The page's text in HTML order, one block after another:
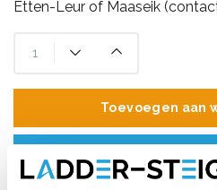
Etten-Leur of Maaseik
Toevoegen aan